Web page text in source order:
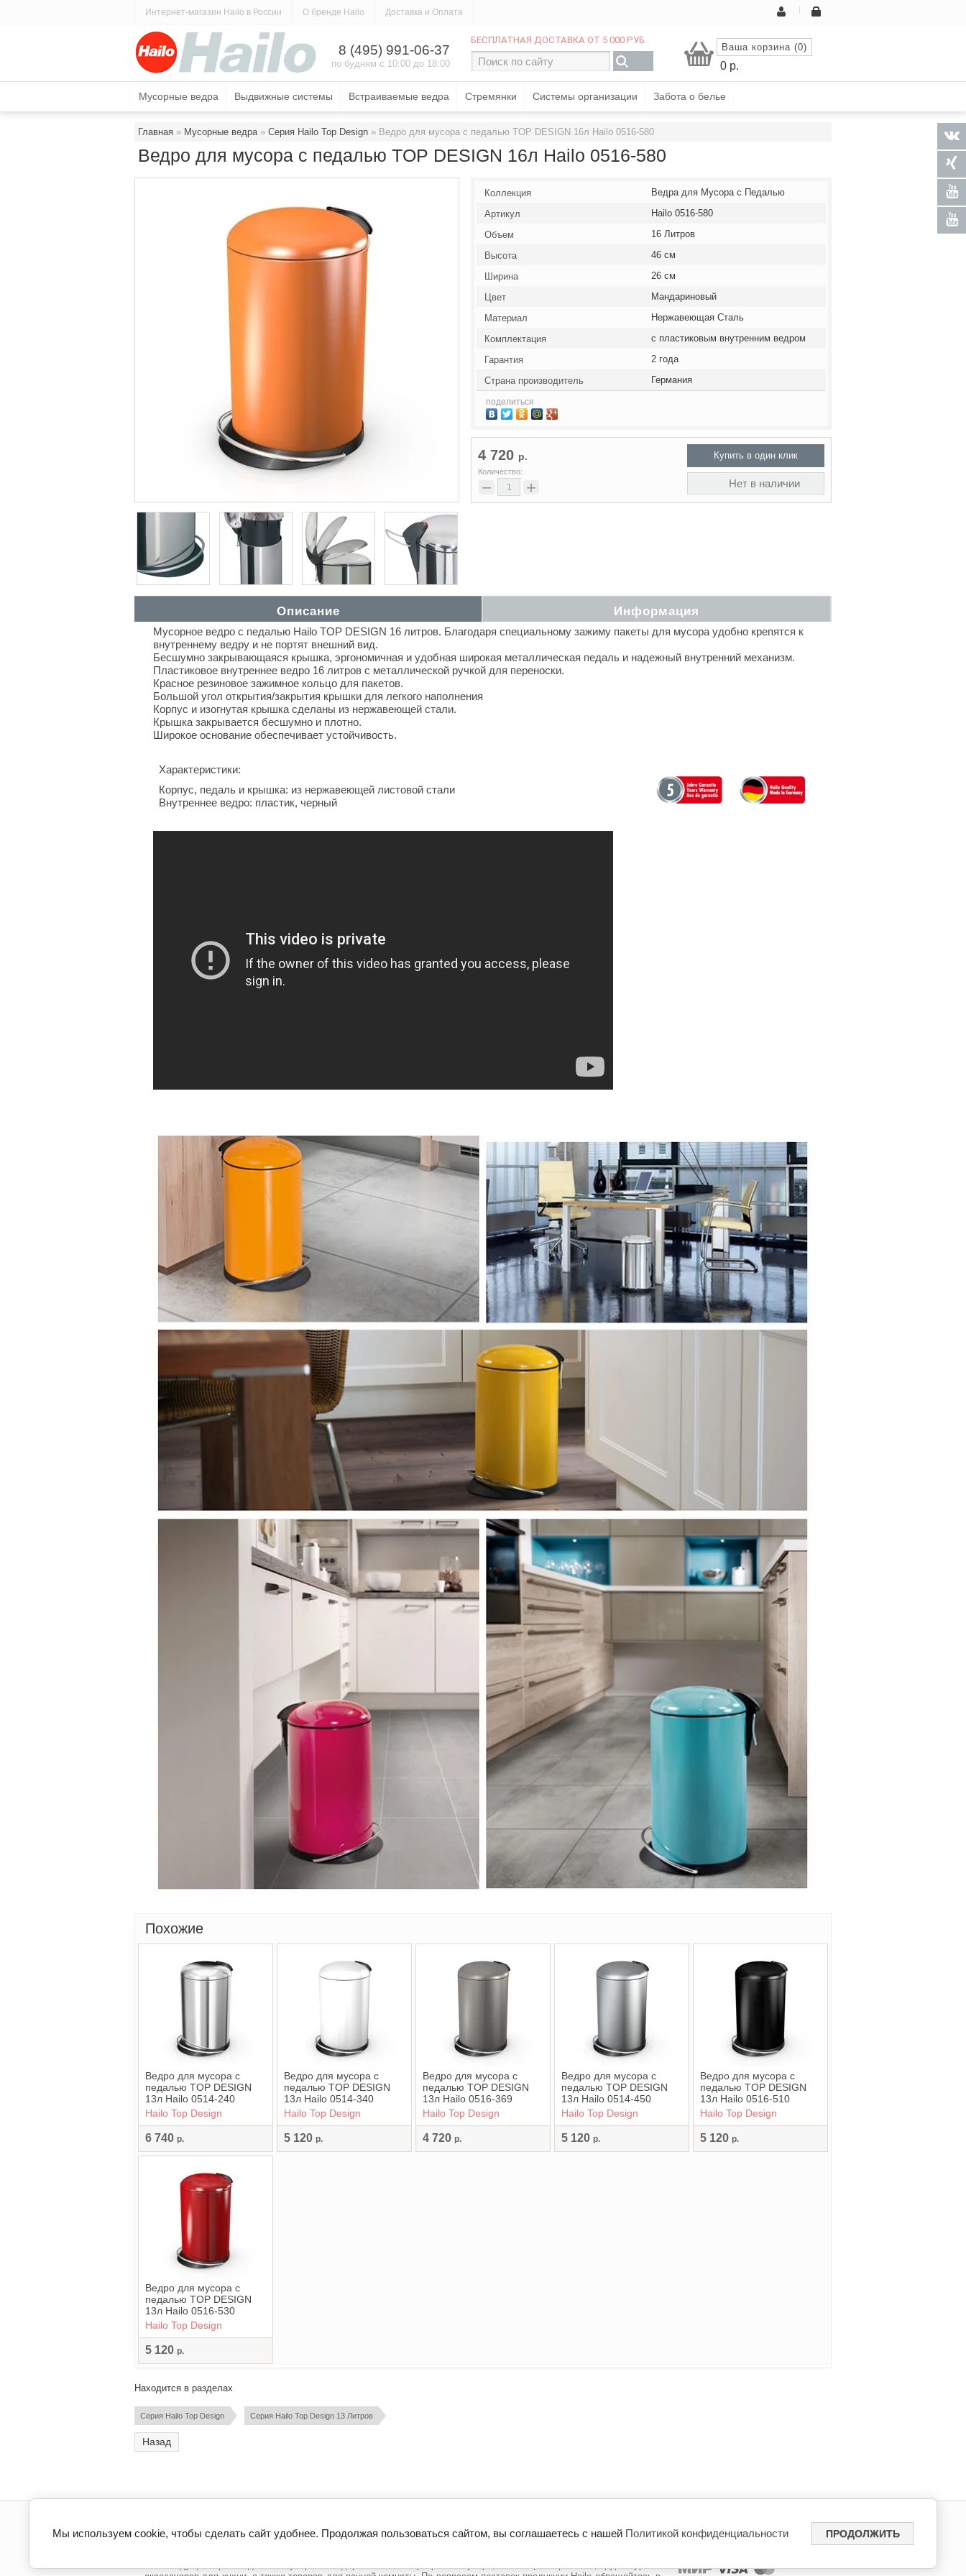
Интернет-магазин Hailo в России О бренде Hailo Доставка и Оплата
8 (495) 991-06-37
по будням с 10:00 до 18:00
Ваша корзина (0)
0 р.
БЕСПЛАТНАЯ ДОСТАВКА ОТ 5 000 РУБ.
КАТАЛОГ ПРОДУКЦИИ О МАГАЗИНЕ СЕРВИС
Мусорные ведра Выдвижные системы Встраиваемые ведра Стремянки Системы организации Забота о белье
Главная » Мусорные ведра » Серия Hailo Top Design » Ведро для мусора с педалью TOP DESIGN 16л Hailo 0516-580
Ведро для мусора с педалью TOP DESIGN 16л Hailo 0516-580
Коллекция
Ведра для Мусора с Педалью
Артикул
Hailo 0516-580
Объем
16 Литров
Высота
46 см
Ширина
26 см
Цвет
Мандариновый
Материал
Нержавеющая Сталь
Комплектация
с пластиковым внутренним ведром
Гарантия
2 года
Страна производитель
Германия
поделиться
4 720 р.
Количество:
− +
Купить в один клик
Нет в наличии
Описание Информация
Мусорное ведро с педалью Hailo TOP DESIGN 16 литров. Благодаря специальному зажиму пакеты для мусора удобно крепятся к
внутреннему ведру и не портят внешний вид.
Бесшумно закрывающаяся крышка, эргономичная и удобная широкая металлическая педаль и надежный внутренний механизм.
Пластиковое внутреннее ведро 16 литров с металлической ручкой для переноски.
Красное резиновое зажимное кольцо для пакетов.
Большой угол открытия/закрытия крышки для легкого наполнения
Корпус и изогнутая крышка сделаны из нержавеющей стали.
Крышка закрывается бесшумно и плотно.
Широкое основание обеспечивает устойчивость.
Характеристики:
Корпус, педаль и крышка: из нержавеющей листовой стали
Внутреннее ведро: пластик, черный
Похожие
Ведро для мусора с
педалью TOP DESIGN
13л Hailo 0514-240
Hailo Top Design
6 740 р.
Ведро для мусора с
педалью TOP DESIGN
13л Hailo 0514-340
Hailo Top Design
5 120 р.
Ведро для мусора с
педалью TOP DESIGN
13л Hailo 0516-369
Hailo Top Design
4 720 р.
Ведро для мусора с
педалью TOP DESIGN
13л Hailo 0514-450
Hailo Top Design
5 120 р.
Ведро для мусора с
педалью TOP DESIGN
13л Hailo 0516-510
Hailo Top Design
5 120 р.
Ведро для мусора с
педалью TOP DESIGN
13л Hailo 0516-530
Hailo Top Design
5 120 р.
Находится в разделах
Серия Hailo Top Design Серия Hailo Top Design 13 Литров
Назад
Мы используем cookie, чтобы сделать сайт удобнее. Продолжая пользоваться сайтом, вы соглашаетесь с нашей Политикой конфиденциальности ПРОДОЛЖИТЬ